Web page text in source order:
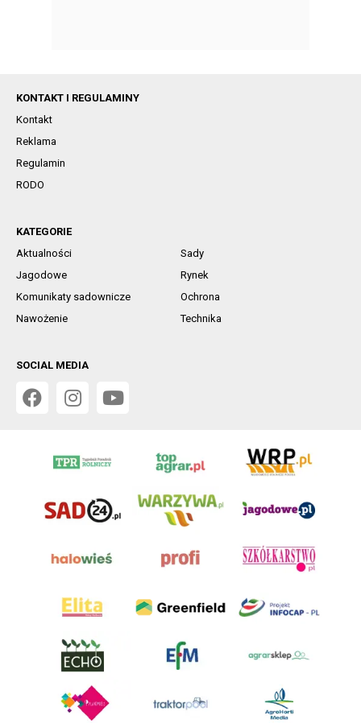
KONTAKT I REGULAMINY
Kontakt
Reklama
Regulamin
RODO
KATEGORIE
Aktualności
Sady
Jagodowe
Rynek
Komunikaty sadownicze
Ochrona
Nawożenie
Technika
SOCIAL MEDIA